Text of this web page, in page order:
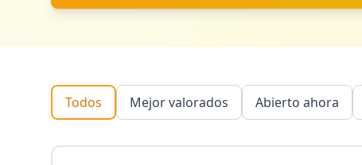
Todos Mejor valorados Abierto ahora